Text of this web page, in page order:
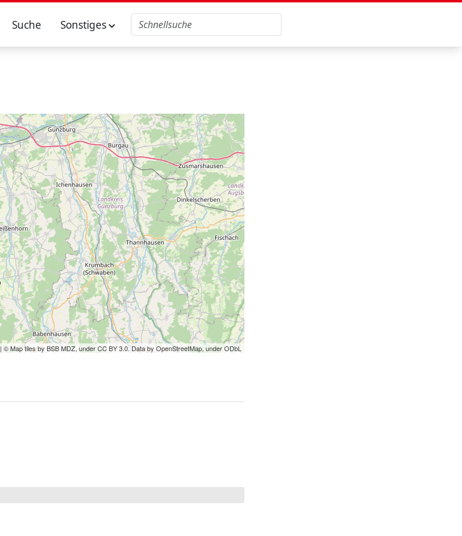
Suche Sonstiges
| © Map tiles by BSB MDZ, under CC BY 3.0. Data by OpenStreetMap, under ODbL